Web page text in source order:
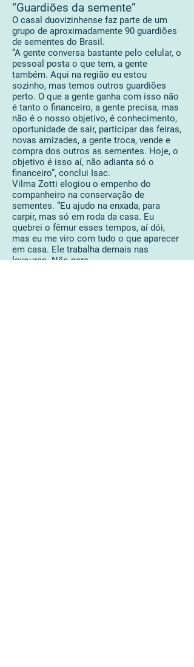
“Guardiões da semente”
O casal duovizinhense faz parte de um
grupo de aproximadamente 90 guardiões
de sementes do Brasil.
“A gente conversa bastante pelo celular, o
pessoal posta o que tem, a gente
também. Aqui na região eu estou
sozinho, mas temos outros guardiões
perto. O que a gente ganha com isso não
é tanto o financeiro, a gente precisa, mas
não é o nosso objetivo, é conhecimento,
oportunidade de sair, participar das feiras,
novas amizades, a gente troca, vende e
compra dos outros as sementes. Hoje, o
objetivo é isso aí, não adianta só o
financeiro”, conclui Isac.
Vilma Zotti elogiou o empenho do
companheiro na conservação de
sementes. “Eu ajudo na enxada, para
carpir, mas só em roda da casa. Eu
quebrei o fêmur esses tempos, aí dói,
mas eu me viro com tudo o que aparecer
em casa. Ele trabalha demais nas
lavouras. Não para.